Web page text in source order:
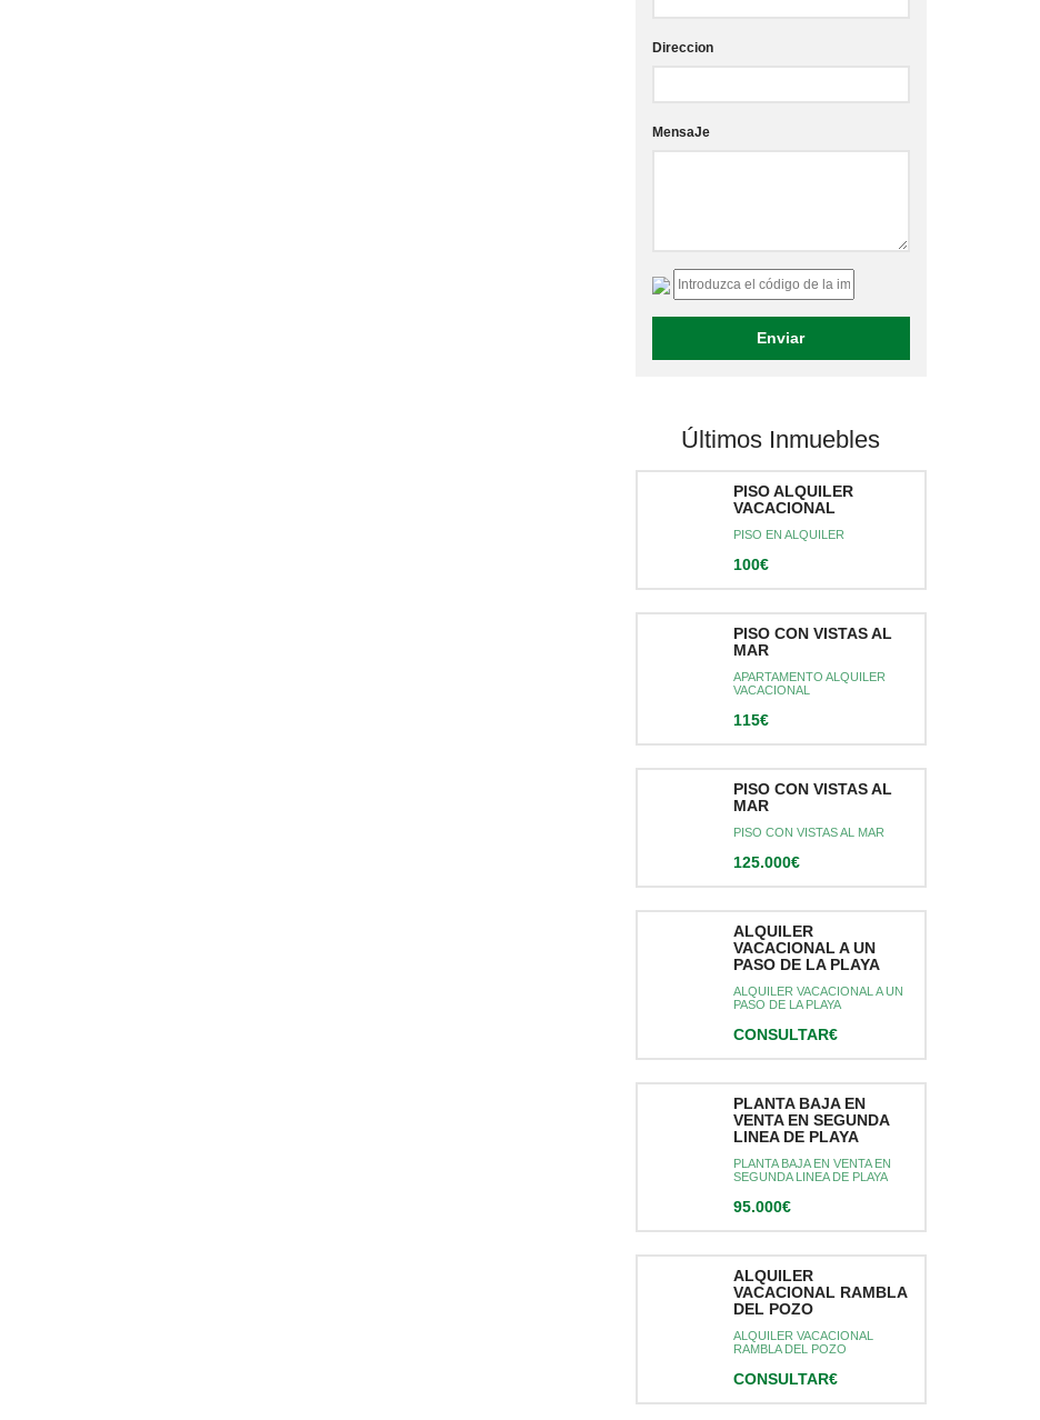
Direccion
MensaJe
Últimos Inmuebles
PISO ALQUILER
VACACIONAL
PISO EN ALQUILER
100€
PISO CON VISTAS AL
MAR
APARTAMENTO ALQUILER
VACACIONAL
115€
PISO CON VISTAS AL
MAR
PISO CON VISTAS AL MAR
125.000€
ALQUILER
VACACIONAL A UN
PASO DE LA PLAYA
ALQUILER VACACIONAL A UN
PASO DE LA PLAYA
CONSULTAR€
PLANTA BAJA EN
VENTA EN SEGUNDA
LINEA DE PLAYA
PLANTA BAJA EN VENTA EN
SEGUNDA LINEA DE PLAYA
95.000€
ALQUILER
VACACIONAL RAMBLA
DEL POZO
ALQUILER VACACIONAL
RAMBLA DEL POZO
CONSULTAR€